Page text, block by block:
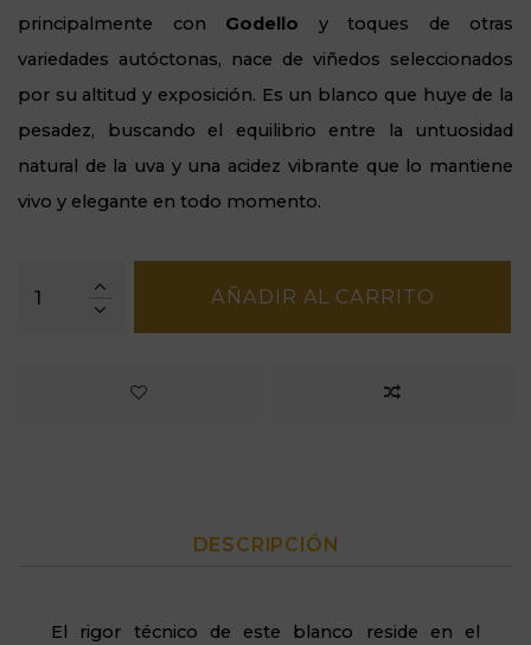
principalmente con Godello y toques de otras
variedades autóctonas, nace de viñedos seleccionados
por su altitud y exposición. Es un blanco que huye de la
pesadez, buscando el equilibrio entre la untuosidad
natural de la uva y una acidez vibrante que lo mantiene
vivo y elegante en todo momento.
AÑADIR AL CARRITO
DESCRIPCIÓN
El rigor técnico de este blanco reside en el